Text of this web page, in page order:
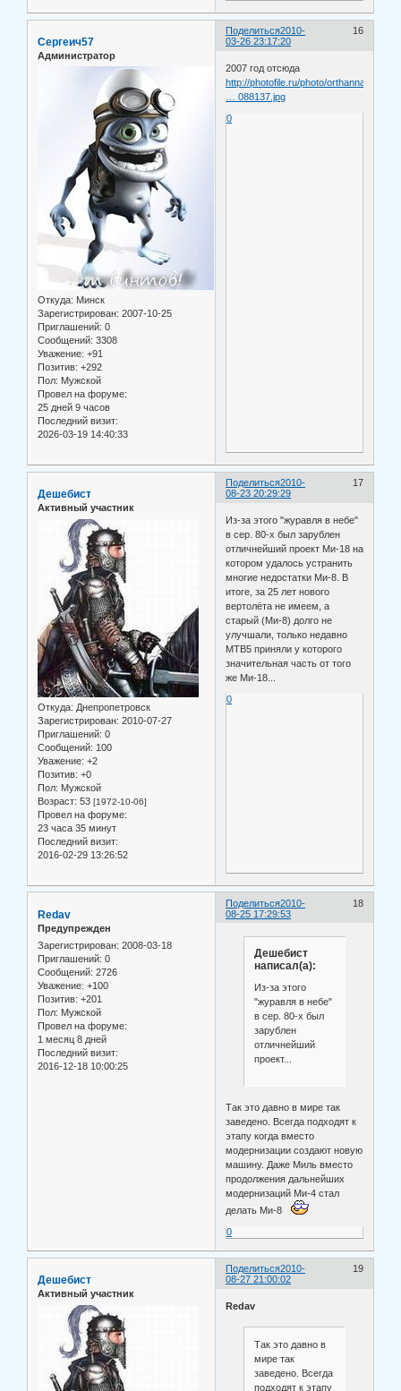
Поделиться 16
2010-
03-26 23:17:20
Сергеич57
Администратор
Откуда: Минск
Зарегистрирован: 2007-10-25
Приглашений: 0
Сообщений: 3308
Уважение: +91
Позитив: +292
Пол: Мужской
Провел на форуме:
25 дней 9 часов
Последний визит:
2026-03-19 14:40:33
2007 год отсюда
http://photofile.ru/photo/orthannaer/30
… 088137.jpg
0
Поделиться 17
2010-
08-23 20:29:29
Дешебист
Активный участник
Откуда: Днепропетровск
Зарегистрирован: 2010-07-27
Приглашений: 0
Сообщений: 100
Уважение: +2
Позитив: +0
Пол: Мужской
Возраст: 53 [1972-10-06]
Провел на форуме:
23 часа 35 минут
Последний визит:
2016-02-29 13:26:52
Из-за этого "журавля в небе"
в сер. 80-х был зарублен
отличнейший проект Ми-18 на
котором удалось устранить
многие недостатки Ми-8. В
итоге, за 25 лет нового
вертолёта не имеем, а
старый (Ми-8) долго не
улучшали, только недавно
МТВ5 приняли у которого
значительная часть от того
же Ми-18...
0
Поделиться 18
2010-
08-25 17:29:53
Redav
Предупрежден
Зарегистрирован: 2008-03-18
Приглашений: 0
Сообщений: 2726
Уважение: +100
Позитив: +201
Пол: Мужской
Провел на форуме:
1 месяц 8 дней
Последний визит:
2016-12-18 10:00:25
Дешебист
написал(а):
Из-за этого
"журавля в небе"
в сер. 80-х был
зарублен
отличнейший
проект...
Так это давно в мире так
заведено. Всегда подходят к
этапу когда вместо
модернизации создают новую
машину. Даже Миль вместо
продолжения дальнейших
модернизаций Ми-4 стал
делать Ми-8
0
Поделиться 19
2010-
08-27 21:00:02
Дешебист
Активный участник
Redav
Так это давно в
мире так
заведено. Всегда
подходят к этапу